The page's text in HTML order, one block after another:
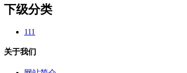
下级分类
111
关于我们